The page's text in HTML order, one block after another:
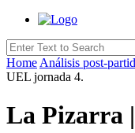
Home Análisis post-
UEL jornada 4.
La Pizarra